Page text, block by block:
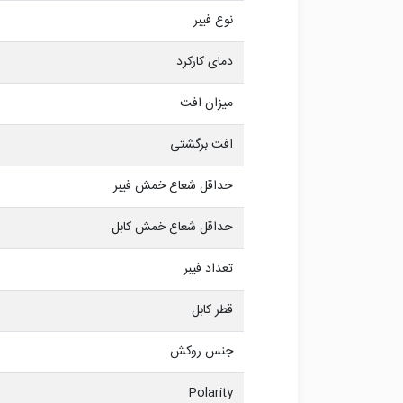
نوع فیبر
دمای کارکرد
میزان افت
افت برگشتی
حداقل شعاع خمش فیبر
حداقل شعاع خمش کابل
تعداد فیبر
قطر کابل
جنس روکش
Polarity